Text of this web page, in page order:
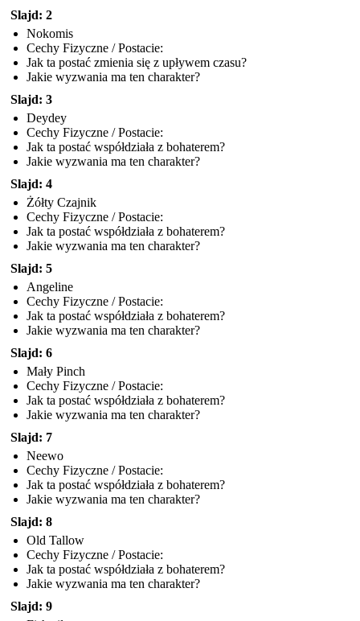
Slajd: 2
Nokomis
Cechy Fizyczne / Postacie:
Jak ta postać zmienia się z upływem czasu?
Jakie wyzwania ma ten charakter?
Slajd: 3
Deydey
Cechy Fizyczne / Postacie:
Jak ta postać współdziała z bohaterem?
Jakie wyzwania ma ten charakter?
Slajd: 4
Żółty Czajnik
Cechy Fizyczne / Postacie:
Jak ta postać współdziała z bohaterem?
Jakie wyzwania ma ten charakter?
Slajd: 5
Angeline
Cechy Fizyczne / Postacie:
Jak ta postać współdziała z bohaterem?
Jakie wyzwania ma ten charakter?
Slajd: 6
Mały Pinch
Cechy Fizyczne / Postacie:
Jak ta postać współdziała z bohaterem?
Jakie wyzwania ma ten charakter?
Slajd: 7
Neewo
Cechy Fizyczne / Postacie:
Jak ta postać współdziała z bohaterem?
Jakie wyzwania ma ten charakter?
Slajd: 8
Old Tallow
Cechy Fizyczne / Postacie:
Jak ta postać współdziała z bohaterem?
Jakie wyzwania ma ten charakter?
Slajd: 9